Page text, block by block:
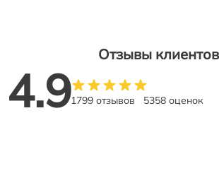
Отзывы клиентов
4.91799 отзывов 5358 оценок